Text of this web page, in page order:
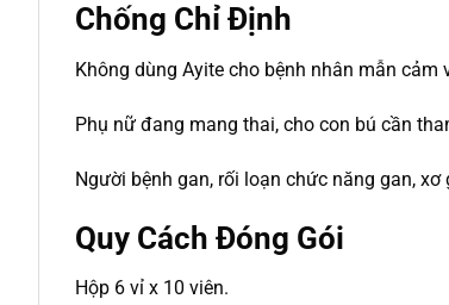
Chống Chỉ Định
Không dùng Ayite cho bệnh nhân mẫn
Phụ nữ đang mang thai, cho con bú cần
Người bệnh gan, rối loạn chức năng gan,
Quy Cách Đóng Gói
Hộp 6 vỉ x 10 viên.